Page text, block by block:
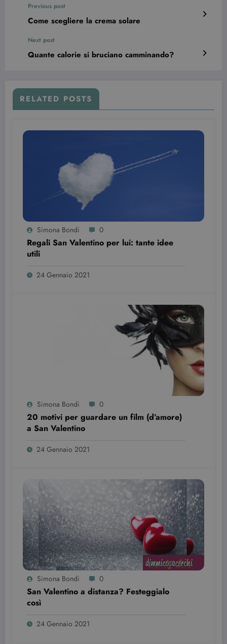
Previous post
Come scegliere la crema solare
Next post
Quante calorie si bruciano camminando?
RELATED POSTS
Simona Bondi 0
Regali San Valentino per lui: tante idee
utili
24 Gennaio 2021
Simona Bondi 0
20 motivi per guardare un film (d’amore)
a San Valentino
24 Gennaio 2021
Simona Bondi 0
San Valentino a distanza? Festeggialo
così
24 Gennaio 2021
Nome
.youtube.com
Questo
cookie è
determinare
se il
del sito web
utilizzando la
nuova o la
vecchia
versione
di Youtube.
Sessione
Questo
cookie è